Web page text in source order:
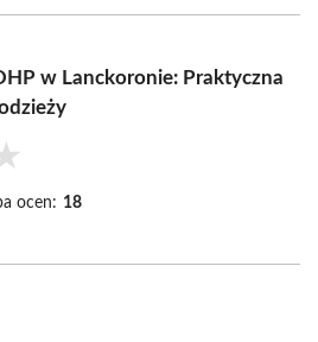
w Lanckoronie: Praktyczna
ocen: 18